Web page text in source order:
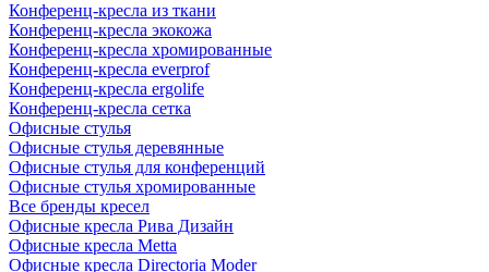
Конференц-кресла из ткани
Конференц-кресла экокожа
Конференц-кресла хромированные
Конференц-кресла everprof
Конференц-кресла ergolife
Конференц-кресла сетка
Офисные стулья
Офисные стулья деревянные
Офисные стулья для конференций
Офисные стулья хромированные
Все бренды кресел
Офисные кресла Рива Дизайн
Офисные кресла Metta
Офисные кресла Directoria Moder